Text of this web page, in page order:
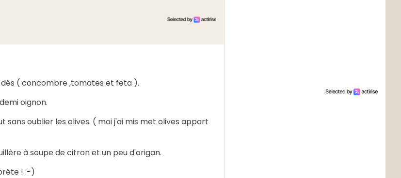
( concombre ,tomates et feta ).
oignon.
sans oublier les olives. ( moi j'ai mis met olives appart
à soupe de citron et un peu d'origan.
! :-)